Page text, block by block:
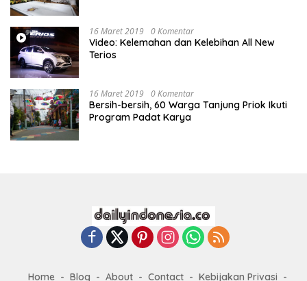
16 Maret 2019 0 Komentar
Video: Kelemahan dan Kelebihan All New
Terios
16 Maret 2019 0 Komentar
Bersih-bersih, 60 Warga Tanjung Priok Ikuti
Program Padat Karya
Home Blog About Contact Kebijakan Privasi